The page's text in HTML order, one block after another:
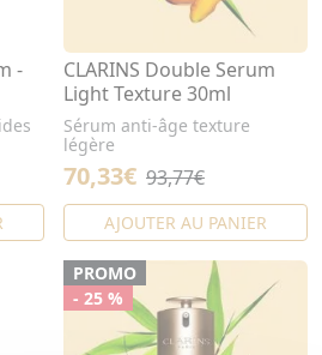
-
CLARINS Double Serum
Light Texture 30ml
Sérum anti-âge texture
légère
70,33€ 93,77€
AJOUTER AU PANIER
PROMO
- 25 %